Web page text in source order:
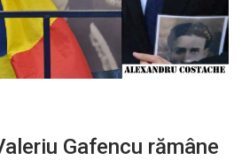
Gafencu rămâne